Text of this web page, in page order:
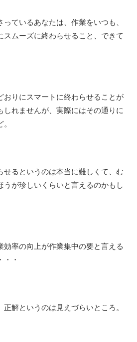
ているあなたは、作業をいつも、
スムーズに終わらせること、できて
おりにスマートに終わらせることが
しれませんが、実際にはその通りに
せるというのは本当に難しくて、む
うが珍しいくらいと言えるのかもし
効率の向上が作業集中の要と言える
・
解というのは見えづらいところ。